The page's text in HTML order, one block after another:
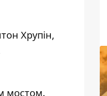
Хрупін,
мостом.